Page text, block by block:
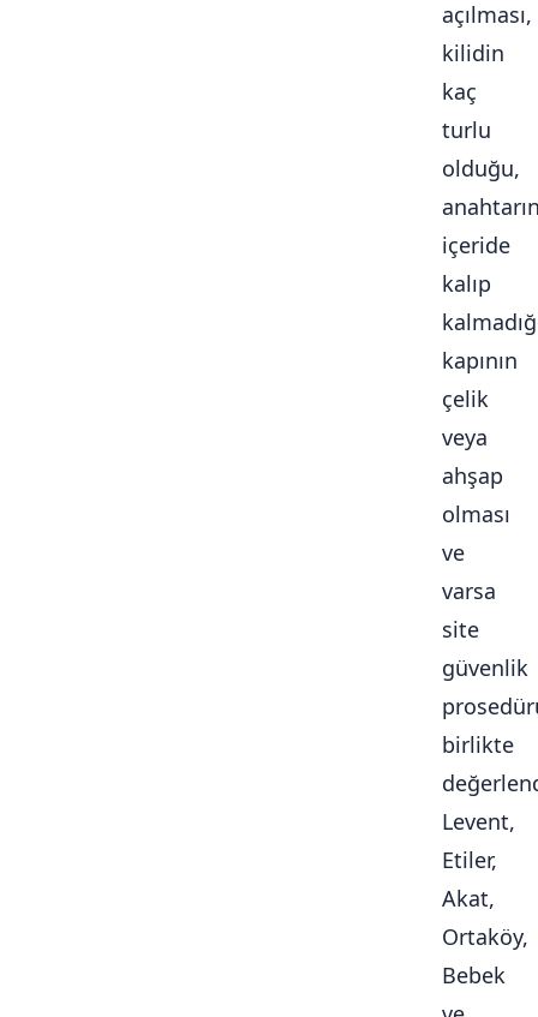
açılması,
kilidin
kaç
turlu
olduğu,
içeride
kalıp
kapının
çelik
veya
ahşap
olması
ve
varsa
site
güvenlik
birlikte
Levent,
Etiler,
Akat,
Ortaköy,
Bebek